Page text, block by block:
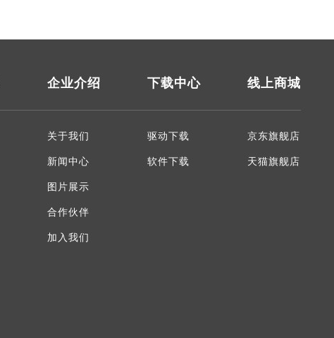
企业介绍
关于我们
新闻中心
图片展示
合作伙伴
加入我们
下载中心
驱动下载
软件下载
线上商城
京东旗舰店
天猫旗舰店